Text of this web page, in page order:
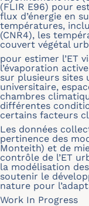
(FLIR E96) pour
flux d’énergie en
températures,
(CNR4), les
couvert végétal
pour estimer l’ET
l’évaporation
sur plusieurs sites
universitaire,
chambres
différentes
certains facteurs
Les données
pertinence des
Monteith) et de
contrôle de l’ET
la modélisation
soutenir le
nature pour
Work In Progress